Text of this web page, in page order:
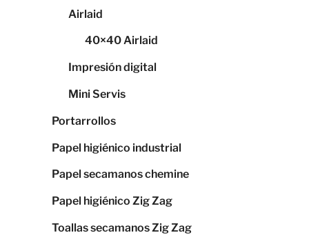
Airlaid
40×40 Airlaid
Impresión digital
Mini Servis
Portarrollos
Papel higiénico industrial
Papel secamanos chemine
Papel higiénico Zig Zag
Toallas secamanos Zig Zag